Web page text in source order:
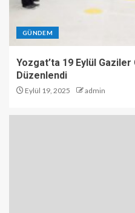
GÜNDEM
Yozgat’ta 19 Eylül
Düzenlendi
Eylül 19, 2025 admin